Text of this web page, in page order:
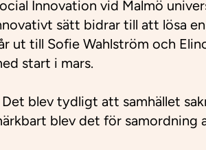
Innovation vid Malmö
sätt bidrar till att lösa
ut till Sofie Wahlström och
start i mars.
blev tydligt att samhället
blev det för samordning